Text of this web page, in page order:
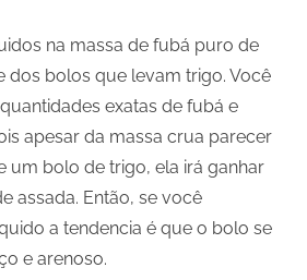
na massa de fubá puro de
dos bolos que levam trigo. Você
exatas de fubá e
apesar da massa crua parecer
um bolo de trigo, ela irá ganhar
assada. Então, se você
a tendencia é que o bolo se
e arenoso.